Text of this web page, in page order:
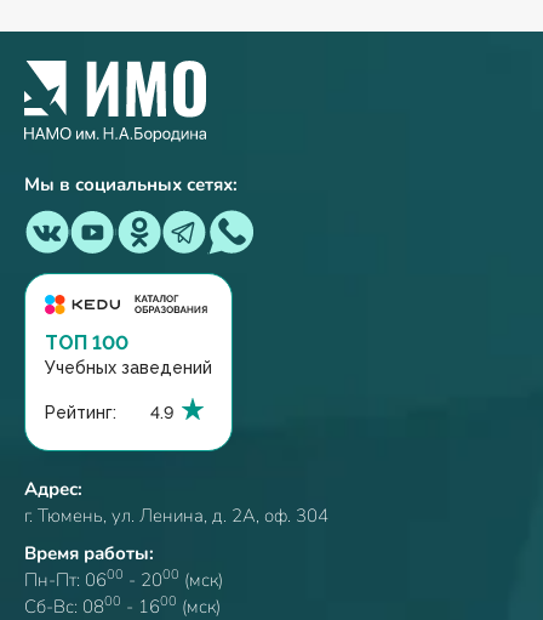
Мы в социальных сетях:
ТОП 100
Учебных заведений
Рейтинг: 4.9
Адрес:
г. Тюмень, ул. Ленина, д. 2А, оф. 304
Время работы:
Пн-Пт: 0600 - 2000 (мск)
Сб-Вс: 0800 - 1600 (мск)